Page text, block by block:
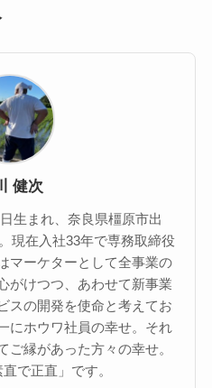
健次
生まれ、奈良県橿原市出
現在入社33年で専務取締役
マーケターとして全事業の
がけつつ、あわせて新事業
スの開発を使命と考えてお
にホウワ社員の幸せ。それ
ご縁があった方々の幸せ。
で正直」です。